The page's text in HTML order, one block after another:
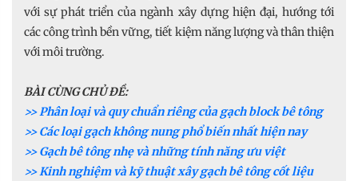
với sự phát triển của ngành xây dựng hiện đại, hướng tới
các công trình bền vững, tiết kiệm năng lượng và thân thiện
với môi trường.
BÀI CÙNG CHỦ ĐỀ:
>> Phân loại và quy chuẩn riêng của gạch block bê tông
>> Các loại gạch không nung phổ biến nhất hiện nay
>> Gạch bê tông nhẹ và những tính năng ưu việt
>> Kinh nghiệm và kỹ thuật xây gạch bê tông cốt liệu